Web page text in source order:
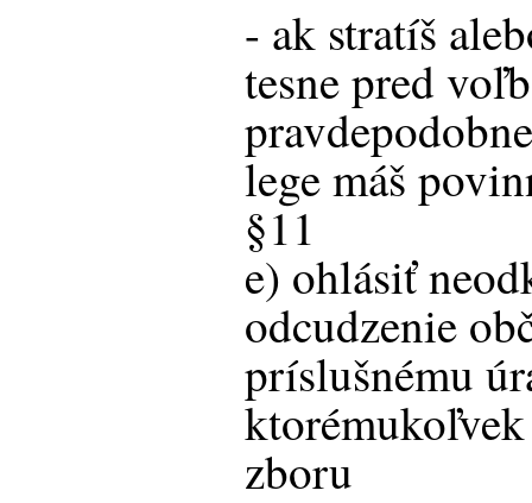
- ak stratíš
tesne pred
lege máš
§11
e) ohlásiť
odcudzenie
príslušnému
zboru